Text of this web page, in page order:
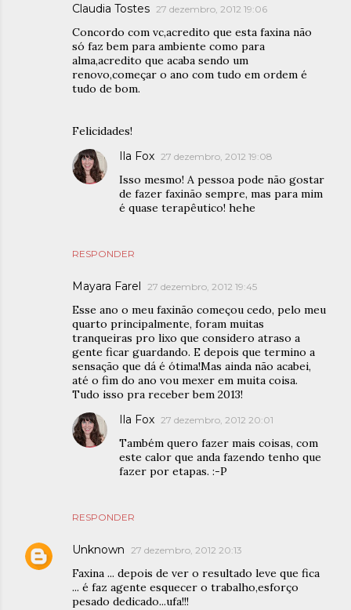
Claudia Tostes 27 dezembro, 2012 19:06
Concordo com vc,acredito que esta faxina não
só faz bem para ambiente como para
alma,acredito que acaba sendo um
renovo,começar o ano com tudo em ordem é
tudo de bom.
Felicidades!
RESPONDER
Ila Fox 27 dezembro, 2012 19:08
Isso mesmo! A pessoa pode não gostar
de fazer faxinão sempre, mas para mim
é quase terapêutico! hehe
Mayara Farel 27 dezembro, 2012 19:45
Esse ano o meu faxinão começou cedo, pelo meu
quarto principalmente, foram muitas
tranqueiras pro lixo que considero atraso a
gente ficar guardando. E depois que termino a
sensação que dá é ótima!Mas ainda não acabei,
até o fim do ano vou mexer em muita coisa.
Tudo isso pra receber bem 2013!
RESPONDER
Ila Fox 27 dezembro, 2012 20:01
Também quero fazer mais coisas, com
este calor que anda fazendo tenho que
fazer por etapas. :-P
Unknown 27 dezembro, 2012 20:13
Faxina ... depois de ver o resultado leve que fica
... é faz agente esquecer o trabalho,esforço
pesado dedicado...ufa!!!